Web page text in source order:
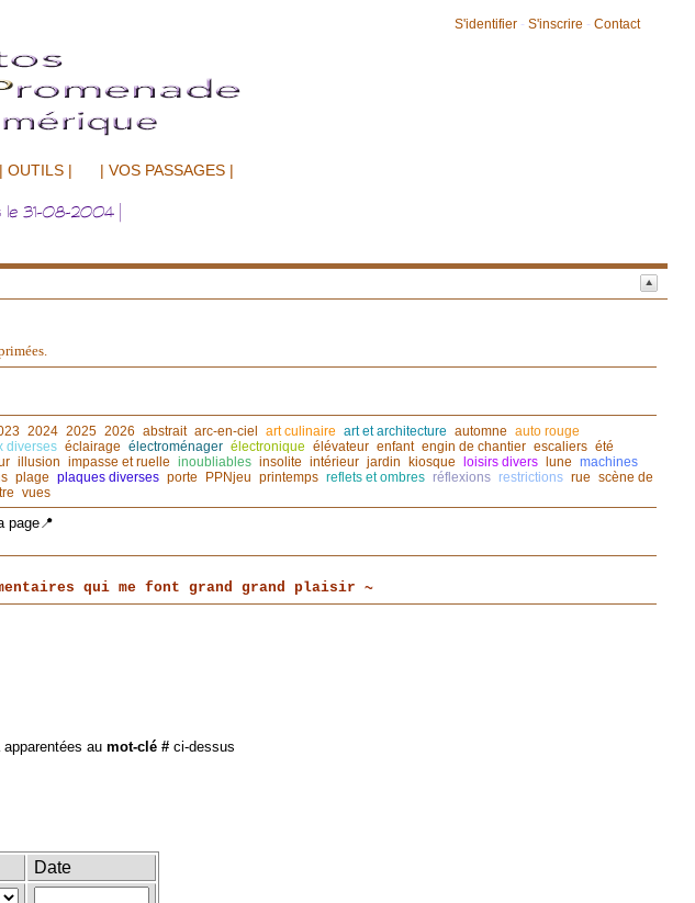
S'identifier - S'inscrire - Contact
| OUTILS | | VOS PASSAGES |
2024 2025 2026 abstrait arc-en-ciel art culinaire art et architecture automne auto rouge
diverses éclairage électroménager électronique élévateur enfant engin de chantier escaliers été
illusion impasse et ruelle inoubliables insolite intérieur jardin kiosque loisirs divers lune machines
plage plaques diverses porte PPNjeu printemps reflets et ombres réflexions restrictions rue scène de
vues
page📍
qui me font grand grand plaisir ~
au mot-clé # ci-dessus
Date